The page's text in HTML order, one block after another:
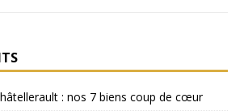
: nos 7 biens coup de cœur